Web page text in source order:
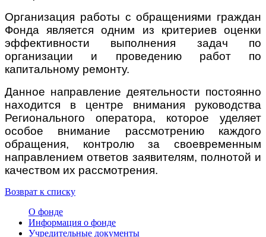
Организация работы с обращениями граждан
Фонда является одним из критериев оценки
эффективности выполнения задач по
организации и проведению работ по
капитальному ремонту.
Данное направление деятельности постоянно
находится в центре внимания руководства
Регионального оператора, которое уделяет
особое внимание рассмотрению каждого
обращения, контролю за своевременным
направлением ответов заявителям, полнотой и
качеством их рассмотрения.
Возврат к списку
О фонде
Информация о фонде
Учредительные документы